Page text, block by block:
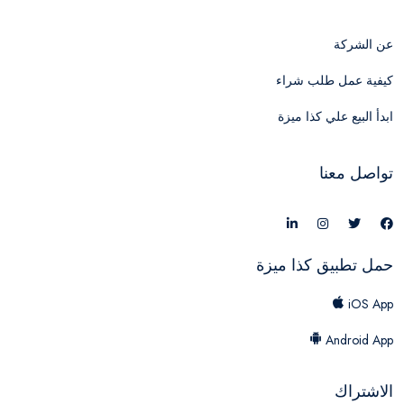
عن الشركة
كيفية عمل طلب شراء
ابدأ البيع علي كذا ميزة
تواصل معنا
حمل تطبيق كذا ميزة
iOS App
Android App
الاشتراك